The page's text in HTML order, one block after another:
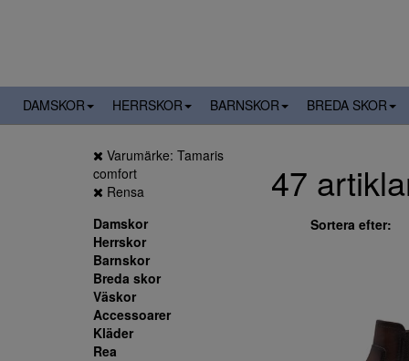
DAMSKOR HERRSKOR BARNSKOR BREDA SKOR
Varumärke: Tamaris
comfort
Rensa
Damskor
Herrskor
Barnskor
Breda skor
Väskor
Accessoarer
Kläder
Rea
47
Sortera efter: